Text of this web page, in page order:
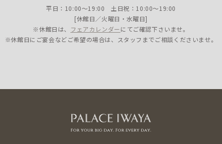
平日：10:00〜19:00 土日祝：10:00〜19:00
[休館日／火曜日・水曜日]
※休館日は、 フェアカレンダーにてご確認下さいませ。
※休館日にご宴会などご希望の場合は、スタッフまでご相談くださいませ。